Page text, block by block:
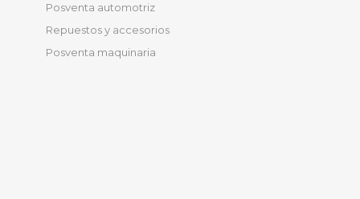
Posventa automotriz
Repuestos y accesorios
Posventa maquinaria